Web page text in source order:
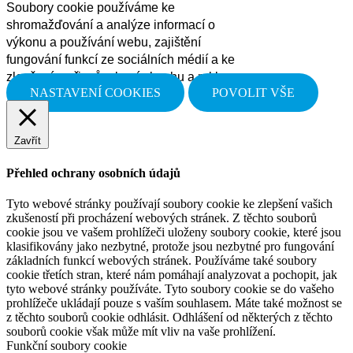
Soubory cookie používáme ke
shromažďování a analýze informací o
výkonu a používání webu, zajištění
fungování funkcí ze sociálních médií a ke
zlepšení a přizpůsobení obsahu a reklam.
NASTAVENÍ COOKIES
POVOLIT VŠE
Zavřít
Přehled ochrany osobních údajů
Tyto webové stránky používají soubory cookie ke zlepšení vašich
zkušeností při procházení webových stránek. Z těchto souborů
cookie jsou ve vašem prohlížeči uloženy soubory cookie, které jsou
klasifikovány jako nezbytné, protože jsou nezbytné pro fungování
základních funkcí webových stránek. Používáme také soubory
cookie třetích stran, které nám pomáhají analyzovat a pochopit, jak
tyto webové stránky používáte. Tyto soubory cookie se do vašeho
prohlížeče ukládají pouze s vaším souhlasem. Máte také možnost se
z těchto souborů cookie odhlásit. Odhlášení od některých z těchto
souborů cookie však může mít vliv na vaše prohlížení.
Funkční soubory cookie